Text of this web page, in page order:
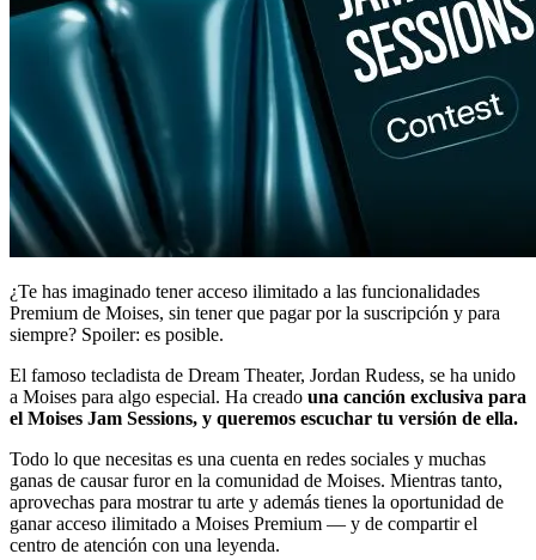
¿Te has imaginado tener acceso ilimitado a las funcionalidades
Premium de Moises, sin tener que pagar por la suscripción y para
siempre? Spoiler: es posible.
El famoso tecladista de Dream Theater, Jordan Rudess, se ha unido
a Moises para algo especial. Ha creado una canción exclusiva para
el Moises Jam Sessions, y queremos escuchar tu versión de ella.
Todo lo que necesitas es una cuenta en redes sociales y muchas
ganas de causar furor en la comunidad de Moises. Mientras tanto,
aprovechas para mostrar tu arte y además tienes la oportunidad de
ganar acceso ilimitado a Moises Premium — y de compartir el
centro de atención con una leyenda.